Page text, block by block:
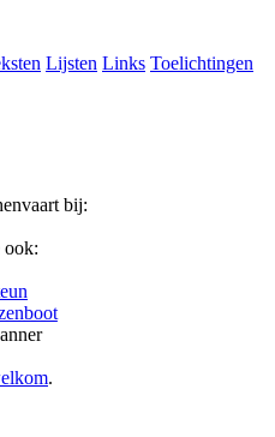
Lijsten Links Toelichtingen
bij:
ook:
.